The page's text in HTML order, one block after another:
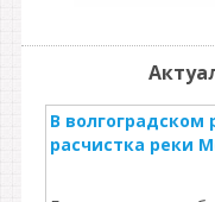
В волгоградском
расчистка реки